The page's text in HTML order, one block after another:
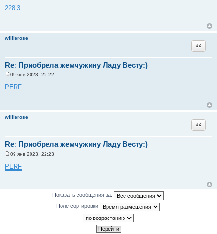
о
о
н
и
228.3
willierose
Re: Приобрела жемчужину Ладу Весту:)
Цитата
о
о
и
09 янв 2023, 22:22
PERF
willierose
Re: Приобрела жемчужину Ладу Весту:)
Цитата
о
о
09 янв 2023, 22:23
PERF
Показать сообщения за:
Поле сортировки